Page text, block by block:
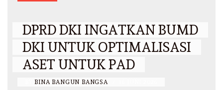
DPRD DKI INGATKAN BUMD
DKI UNTUK OPTIMALISASI
ASET UNTUK PAD
BINA BANGUN BANGSA